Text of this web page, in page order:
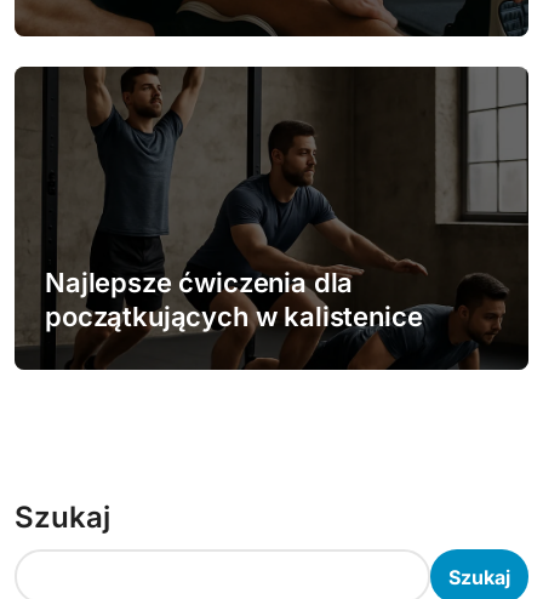
Najlepsze ćwiczenia dla
początkujących w kalistenice
Szukaj
Szukaj